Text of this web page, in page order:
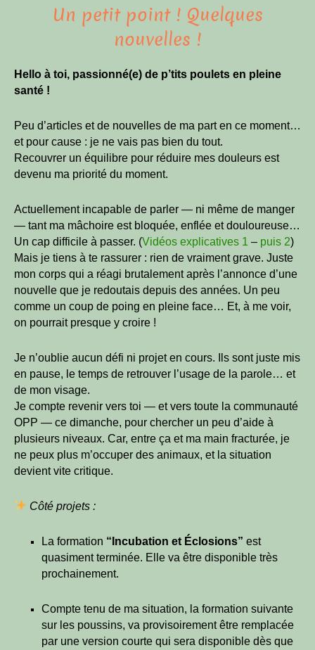
Un petit point ! Quelques
nouvelles !
Hello à toi, passionné(e) de p’tits poulets en pleine
santé !
Peu d’articles et de nouvelles de ma part en ce moment…
et pour cause : je ne vais pas bien du tout.
Recouvrer un équilibre pour réduire mes douleurs est
devenu ma priorité du moment.
Actuellement incapable de parler — ni même de manger
— tant ma mâchoire est bloquée, enflée et douloureuse…
Un cap difficile à passer. (Vidéos explicatives 1 – puis 2)
Mais je tiens à te rassurer : rien de vraiment grave. Juste
mon corps qui a réagi brutalement après l’annonce d’une
nouvelle que je redoutais depuis des années. Un peu
comme un coup de poing en pleine face… Et, à me voir,
on pourrait presque y croire !
Je n’oublie aucun défi ni projet en cours. Ils sont juste mis
en pause, le temps de retrouver l’usage de la parole… et
de mon visage.
Je compte revenir vers toi — et vers toute la communauté
OPP — ce dimanche, pour chercher un peu d’aide à
plusieurs niveaux. Car, entre ça et ma main fracturée, je
ne peux plus m’occuper des animaux, et la situation
devient vite critique.
Côté projets :
La formation “Incubation et Éclosions” est
quasiment terminée. Elle va être disponible très
prochainement.
Compte tenu de ma situation, la formation suivante
sur les poussins, va provisoirement être remplacée
par une version courte qui sera disponible dès que